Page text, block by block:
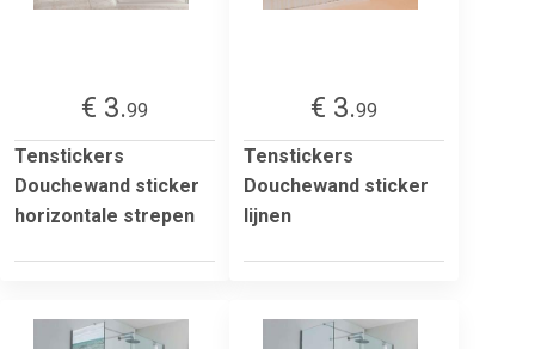
€ 3.99
Tenstickers
Douchewand sticker
horizontale strepen
€ 3.99
Tenstickers
Douchewand sticker
lijnen